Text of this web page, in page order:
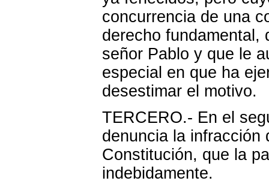
concurrencia de una
derecho fundamental,
señor Pablo y que le
especial en que ha
desestimar el motivo.
TERCERO.- En el
denuncia la
Constitución, que la
indebidamente.